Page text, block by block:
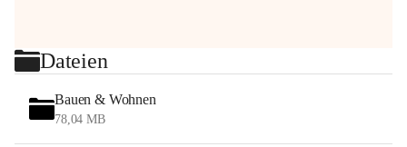
Dateien
Bauen & Wohnen
78,04 MB